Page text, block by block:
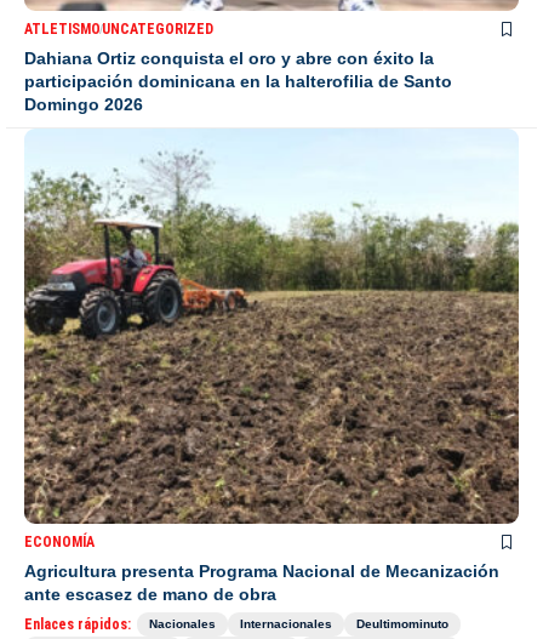
ATLETISMOUNCATEGORIZED
Dahiana Ortiz conquista el oro y abre con éxito la
participación dominicana en la halterofilia de Santo
Domingo 2026
ECONOMÍA
Agricultura presenta Programa Nacional de Mecanización
ante escasez de mano de obra
Enlaces rápidos: Nacionales Internacionales
Deultimominuto